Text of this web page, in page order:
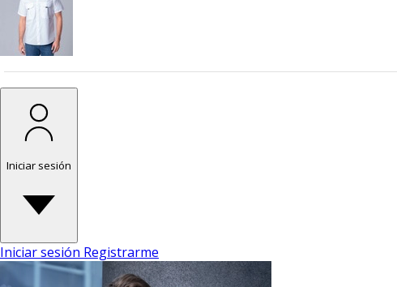
Iniciar sesión
Iniciar sesión Registrarme